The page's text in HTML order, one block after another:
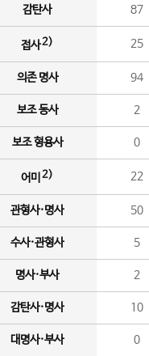
감탄사 87
접사2) 25
의존 명사 94
보조 동사 2
보조 형용사 0
어미 2) 22
관형사·명사 50
수사·관형사 5
명사·부사 2
감탄사·명사 10
대명사·부사 0